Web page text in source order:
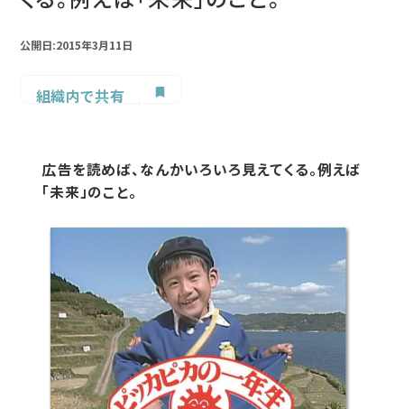
公開日:2015年3月11日
組織内で共有
広告を読めば、なんかいろいろ見えてくる。例えば
「未来」のこと。